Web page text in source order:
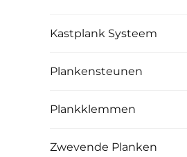
Kastplank Systeem
Plankensteunen
Plankklemmen
Zwevende Planken